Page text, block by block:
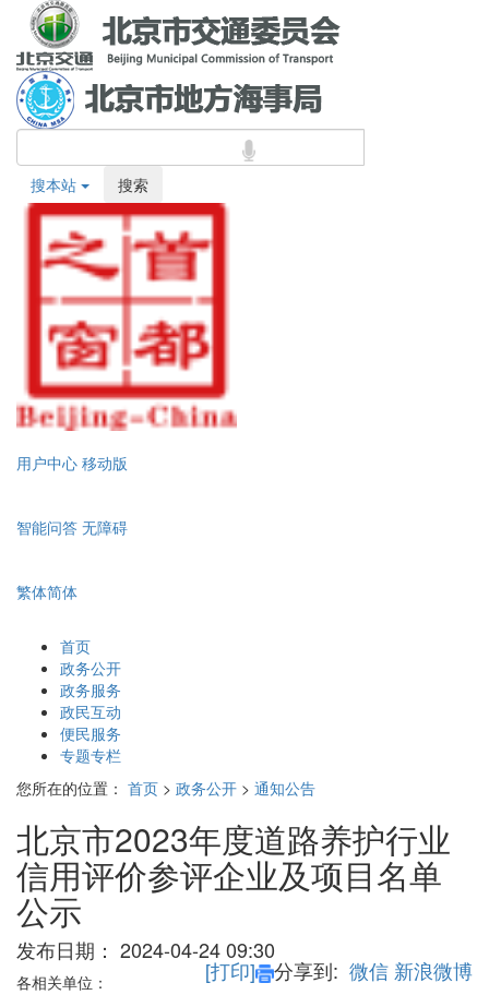
搜本站 搜索
用户中心 移动版
智能问答 无障碍
繁体简体
首页
政务公开
政务服务
政民互动
便民服务
专题专栏
您所在的位置： 首页 > 政务公开 > 通知公告
北京市2023年度道路养护行业
信用评价参评企业及项目名单
公示
发布日期： 2024-04-24 09:30
[打印] 分享到: 微信 新浪微博
各相关单位：